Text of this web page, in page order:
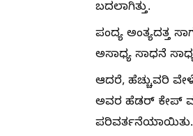
ಬದಲಾಗಿತ್ತು.
ಪಂದ್ಯ ಅಂತ್ಯದತ್ತ
ಅಸಾಧ್ಯ ಸಾಧನೆ
ಆದರೆ, ಹೆಚ್ಚುವರಿ
ಅವರ ಹೆಡರ್ ಕೇಪ್
ಪರಿವರ್ತನೆಯಾಯಿತು.